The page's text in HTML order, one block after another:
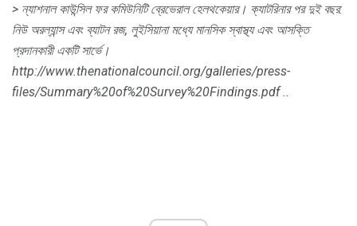
> ন্যাশনাল কাউন্সিল ফর কমিউনিটি ব্রেভেরাল হেলথকেয়ার। ক্যাটরিনার পর দুই বছর:
নিউ অরল্যান্স এবং ব্যাটন রজ, লুইসিয়ানা মধ্যে মানসিক স্বাস্থ্য এবং আসক্তি
প্রদানকারী একটি সার্ভে।
http://www.thenationalcouncil.org/galleries/press-
files/Summary%20of%20Survey%20Findings.pdf ..